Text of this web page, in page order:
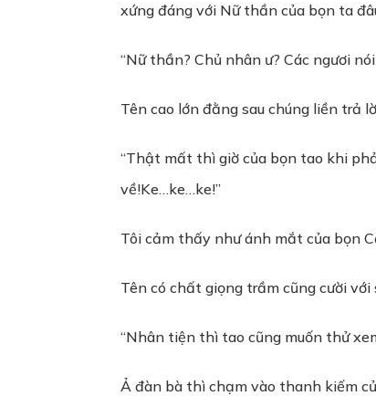
xứng đáng với Nữ thần của bọn ta
“Nữ thần? Chủ nhân ư? Các ngươi
Tên cao lớn đằng sau chúng liền trả
“Thật mất thì giờ của bọn tao khi
về!Ke…ke…ke!”
Tôi cảm thấy như ánh mắt của bọn
Tên có chất giọng trầm cũng cười
“Nhân tiện thì tao cũng muốn thử
Ả đàn bà thì chạm vào thanh kiếm